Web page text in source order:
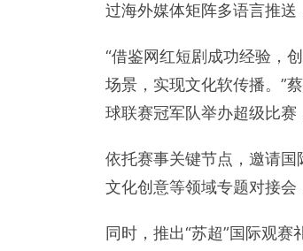
过海外媒体矩阵多语言推送
“借鉴网红短剧成功经验，
场景，实现文化软传播。”
球联赛冠军队举办超级比赛
依托赛事关键节点，邀请国
文化创意等领域专题对接会
同时，推出“苏超”国际观